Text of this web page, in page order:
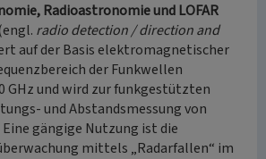
Radioastronomie und LOFAR
radio detection / direction and
auf der Basis elektromagnetischer
der Funkwellen
GHz und wird zur funkgestützten
und Abstandsmessung von
gängige Nutzung ist die
mittels „Radarfallen“ im